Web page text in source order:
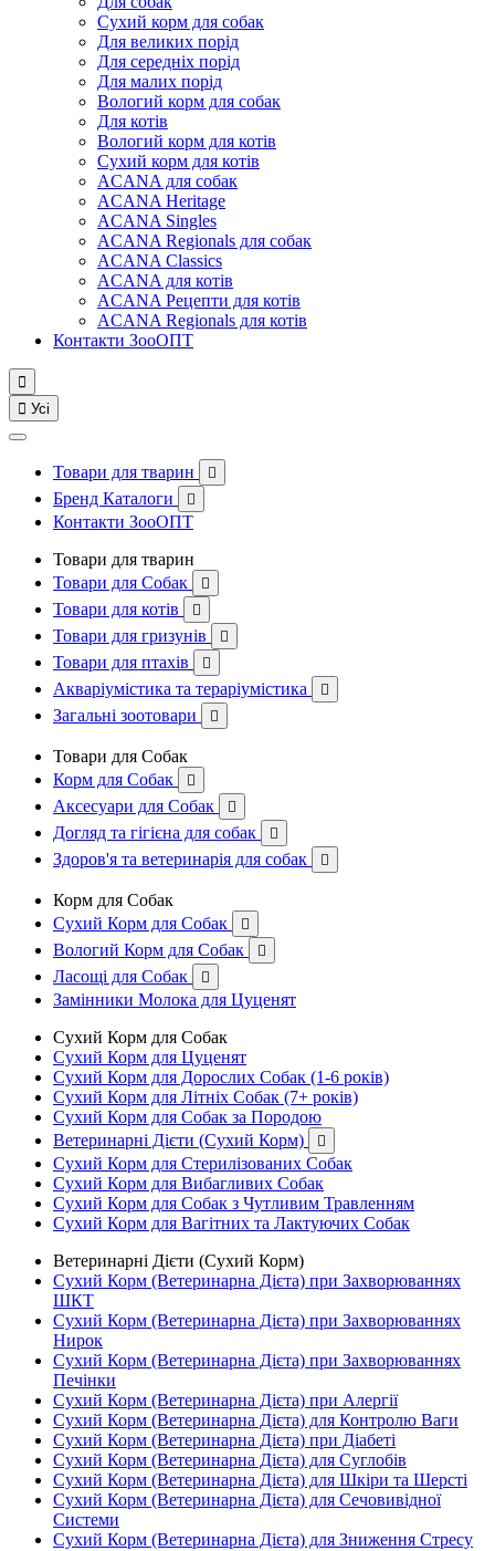
Сухий корм для собак
Для великих порід
Для середніх порід
Для малих порід
Вологий корм для собак
Для котів
Вологий корм для котів
Сухий корм для котів
ACANA для собак
ACANA Heritage
ACANA Singles
ACANA Regionals для собак
ACANA Classics
ACANA для котів
ACANA Рецепти для котів
ACANA Regionals для котів
Контакти ЗооОПТ

 Усі
Товари для тварин 
Бренд Каталоги 
Контакти ЗооОПТ
Товари для тварин
Товари для Собак

Товари для котів 
Товари для гризунів 
Товари для птахів 
Акваріумістика та тераріумістика 
Загальні зоотовари 
Товари для Собак
Корм для Собак

Аксесуари для Собак 
Догляд та гігієна для собак 
Здоров'я та ветеринарія для собак 
Корм для Собак
Сухий Корм для Собак

Вологий Корм для Собак 
Ласощі для Собак 
Замінники Молока для Цуценят
Сухий Корм для Собак
Сухий Корм для Цуценят
Сухий Корм для Дорослих Собак (1-6 років)
Сухий Корм для Літніх Собак (7+ років)
Сухий Корм для Собак за Породою
Ветеринарні Дієти (Сухий Корм)

Сухий Корм для Стерилізованих Собак
Сухий Корм для Вибагливих Собак
Сухий Корм для Собак з Чутливим Травленням
Сухий Корм для Вагітних та Лактуючих Собак
Ветеринарні Дієти (Сухий Корм)
Сухий Корм (Ветеринарна Дієта) при Захворюваннях
ШКТ
Сухий Корм (Ветеринарна Дієта) при Захворюваннях
Нирок
Сухий Корм (Ветеринарна Дієта) при Захворюваннях
Печінки
Сухий Корм (Ветеринарна Дієта) при Алергії
Сухий Корм (Ветеринарна Дієта) для Контролю Ваги
Сухий Корм (Ветеринарна Дієта) при Діабеті
Сухий Корм (Ветеринарна Дієта) для Суглобів
Сухий Корм (Ветеринарна Дієта) для Шкіри та Шерсті
Сухий Корм (Ветеринарна Дієта) для Сечовивідної
Системи
Сухий Корм (Ветеринарна Дієта) для Зниження Стресу